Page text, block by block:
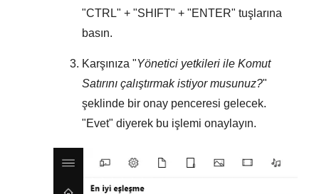
"CTRL" + "SHIFT" + "ENTER" tuşlarına
basın.
Karşınıza "Yönetici yetkileri ile Komut
Satırını çalıştırmak istiyor musunuz?"
şeklinde bir onay penceresi gelecek.
"Evet" diyerek bu işlemi onaylayın.